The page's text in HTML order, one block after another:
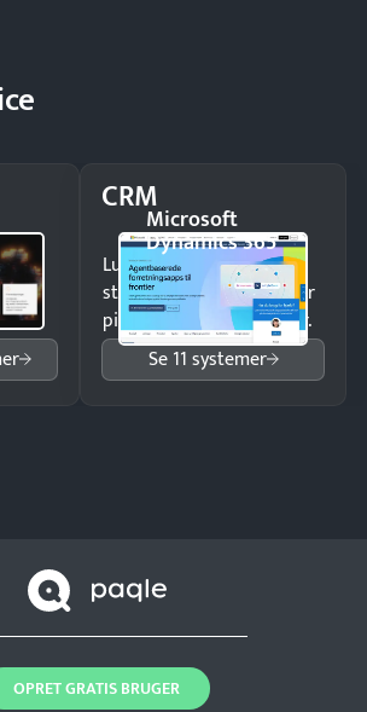
en
CRMMicrosoft
Dynamics 365
Luk flere salg med et
struktureret overblik over
pipeline og opfølgninger.
Se 11 systemer
OPRET GRATIS BRUGER